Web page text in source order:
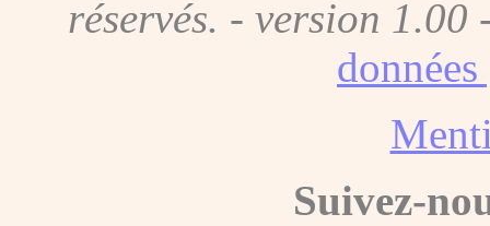
réservés. - version 1.00
Suivez-